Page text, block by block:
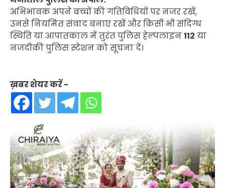
अभिभावक अपने बच्चों की गतिविधियों पर नजर रखें,
उनसे नियमित संवाद बनाए रखें और किसी भी संदिग्ध
स्थिति या आपातकाल में तुरंत पुलिस हेल्पलाइन112 या
नजदीकी पुलिस स्टेशन को सूचना दें।
ख़बर शेयर करें -